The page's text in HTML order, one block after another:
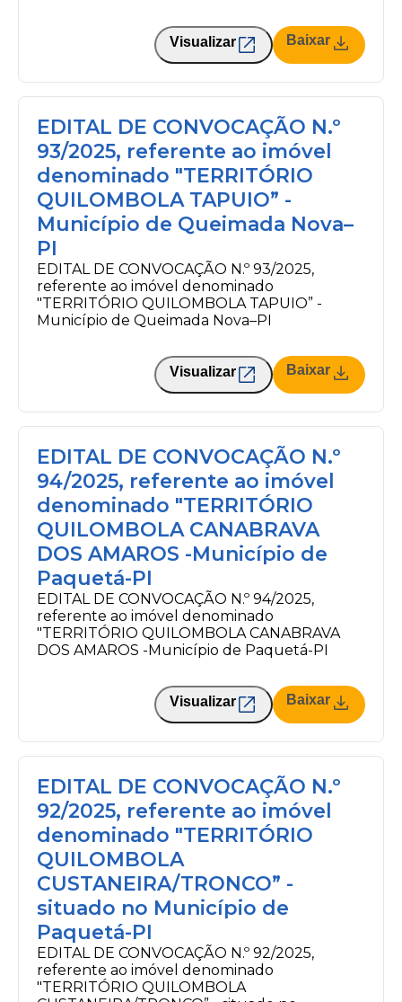
Visualizar Baixar
EDITAL DE CONVOCAÇÃO N.º
93/2025, referente ao imóvel
denominado "TERRITÓRIO
QUILOMBOLA TAPUIO” -
Município de Queimada Nova–
PI
EDITAL DE CONVOCAÇÃO N.º 93/2025,
referente ao imóvel denominado
"TERRITÓRIO QUILOMBOLA TAPUIO” -
Município de Queimada Nova–PI
Visualizar Baixar
EDITAL DE CONVOCAÇÃO N.º
94/2025, referente ao imóvel
denominado "TERRITÓRIO
QUILOMBOLA CANABRAVA
DOS AMAROS -Município de
Paquetá-PI
EDITAL DE CONVOCAÇÃO N.º 94/2025,
referente ao imóvel denominado
"TERRITÓRIO QUILOMBOLA CANABRAVA
DOS AMAROS -Município de Paquetá-PI
Visualizar Baixar
EDITAL DE CONVOCAÇÃO N.º
92/2025, referente ao imóvel
denominado "TERRITÓRIO
QUILOMBOLA
CUSTANEIRA/TRONCO” -
situado no Município de
Paquetá-PI
EDITAL DE CONVOCAÇÃO N.º 92/2025,
referente ao imóvel denominado
"TERRITÓRIO QUILOMBOLA